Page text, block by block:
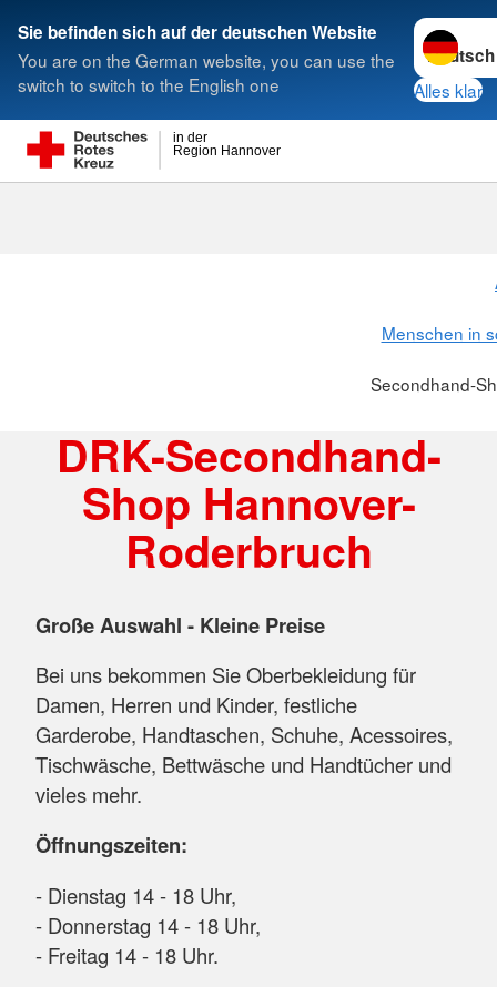
Sie befinden sich auf der deutschen Website
You are on the German website, you can use the
switch to switch to the English one
Sprache
Alles klar
Region Hannover
in der
Suche
Menschen in
Secondhand-
DRK-Secondhand-
Shop Hannover-
Roderbruch
Große Auswahl - Kleine Preise
Bei uns bekommen Sie Oberbekleidung für
Damen, Herren und Kinder, festliche
Garderobe, Handtaschen, Schuhe, Acessoires,
Tischwäsche, Bettwäsche und Handtücher und
vieles mehr.
Öffnungszeiten:
- Dienstag 14 - 18 Uhr,
- Donnerstag 14 - 18 Uhr,
- Freitag 14 - 18 Uhr.